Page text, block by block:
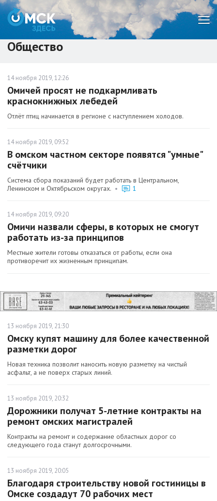
Общество
14 ноября 2019, 12:26
Омичей просят не подкармливать
краснокнижных лебедей
Отлёт птиц начинается в регионе с наступлением холодов.
14 ноября 2019, 09:52
В омском частном секторе появятся "умные"
счётчики
Система сбора показаний будет работать в Центральном,
Ленинском и Октябрьском округах. • 1
14 ноября 2019, 09:20
Омичи назвали сферы, в которых не смогут
работать из-за принципов
Местные жители готовы отказаться от работы, если она
противоречит их жизненным принципам.
13 ноября 2019, 21:30
Омску купят машину для более качественной
разметки дорог
Новая техника позволит наносить новую разметку на чистый
асфальт, а не поверх старых линий.
13 ноября 2019, 20:32
Дорожники получат 5-летние контракты на
ремонт омских магистралей
Контракты на ремонт и содержание областных дорог со
следующего года станут долгосрочными.
13 ноября 2019, 20:05
Благодаря строительству новой гостиницы в
Омске создадут 70 рабочих мест